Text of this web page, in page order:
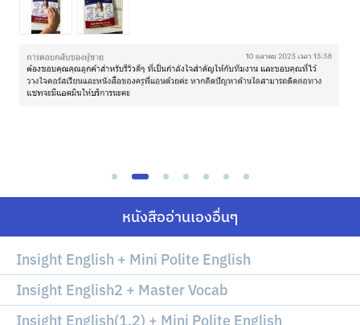
หนังสืออ่านเองอื่นๆ
Insight English + Mini Polite English
Insight English2 + Master Vocab
Insight English(1,2) + Mini Polite English